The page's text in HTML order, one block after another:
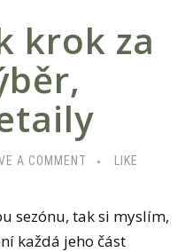
krok za
A COMMENT LIKE
sezónu, tak si myslím,
každá jeho část